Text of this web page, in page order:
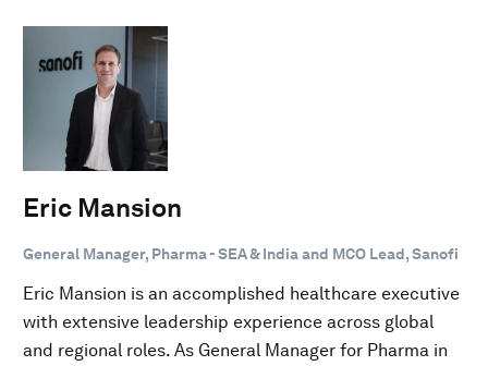
Eric Mansion
General Manager, Pharma - SEA & India and MCO Lead, Sanofi
Eric Mansion is an accomplished healthcare executive
with extensive leadership experience across global
and regional roles. As General Manager for Pharma in